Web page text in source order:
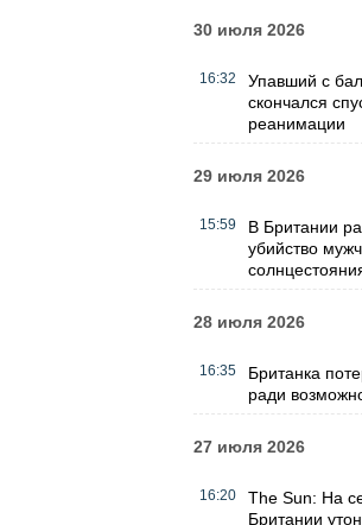
30 июля 2026
16:32
Упавший с
скончался
реанимации
29 июля 2026
15:59
В Британии
убийство
28 июля 2026
16:35
Британка
ради
27 июля 2026
16:20
The Sun: На
Британии